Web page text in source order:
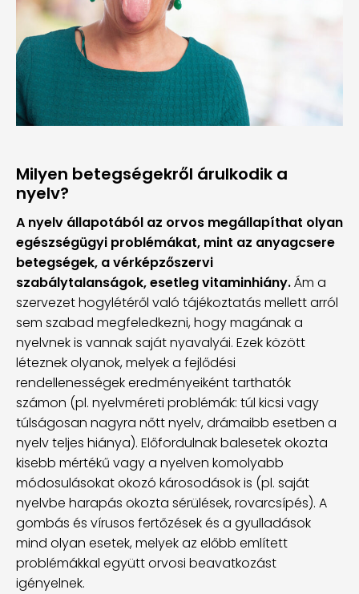
Milyen betegségekről árulkodik a
nyelv?
A nyelv állapotából az orvos megállapíthat olyan
egészségügyi problémákat, mint az anyagcsere
betegségek, a vérképzőszervi
szabálytalanságok, esetleg vitaminhiány.Ám a
szervezet hogylétéről való tájékoztatás mellett arról
sem szabad megfeledkezni, hogy magának a
nyelvnek is vannak saját nyavalyái. Ezek között
léteznek olyanok, melyek a fejlődési
rendellenességek eredményeiként tarthatók
számon (pl. nyelvméreti problémák: túl kicsi vagy
túlságosan nagyra nőtt nyelv, drámaibb esetben a
nyelv teljes hiánya). Előfordulnak balesetek okozta
kisebb mértékű vagy a nyelven komolyabb
módosulásokat okozó károsodások is (pl. saját
nyelvbe harapás okozta sérülések, rovarcsípés). A
gombás és vírusos fertőzések és a gyulladások
mind olyan esetek, melyek az előbb említett
problémákkal együtt orvosi beavatkozást
igényelnek.